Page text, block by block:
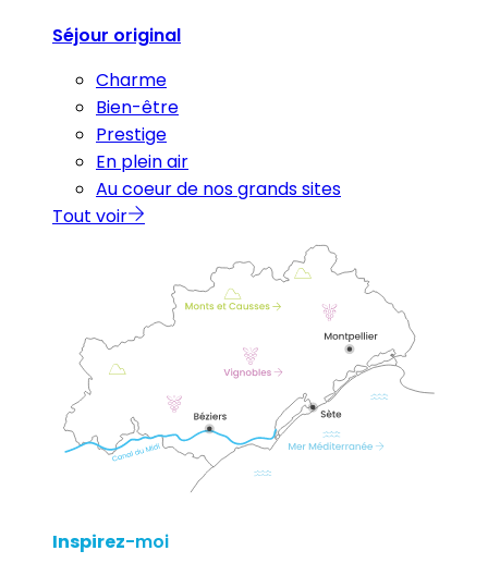
Séjour original
Charme
Bien-être
Prestige
En plein air
Au coeur de nos grands sites
Tout voir
Inspirez-moi